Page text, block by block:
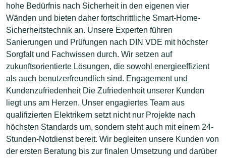
hohe Bedürfnis nach Sicherheit in den eigenen vier
Wänden und bieten daher fortschrittliche Smart-Home-
Sicherheitstechnik an. Unsere Experten führen
Sanierungen und Prüfungen nach DIN VDE mit höchster
Sorgfalt und Fachwissen durch. Wir setzen auf
zukunftsorientierte Lösungen, die sowohl energieeffizient
als auch benutzerfreundlich sind. Engagement und
Kundenzufriedenheit Die Zufriedenheit unserer Kunden
liegt uns am Herzen. Unser engagiertes Team aus
qualifizierten Elektrikern setzt nicht nur Projekte nach
höchsten Standards um, sondern steht auch mit einem 24-
Stunden-Notdienst bereit. Wir begleiten unsere Kunden von
der ersten Beratung bis zur finalen Umsetzung und darüber